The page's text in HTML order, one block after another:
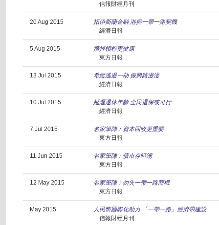
信報財經月刊
20 Aug 2015
拓伊斯蘭金融 港握一帶一路契機
經濟日報
5 Aug 2015
擠掉槓桿更健康
東方日報
13 Jul 2015
希縱逃過一劫 振興路漫漫
經濟日報
10 Jul 2015
延遲退休年齡 全民退保或可行
經濟日報
7 Jul 2015
名家筆陣：資本回收更重要
東方日報
11 Jun 2015
名家筆陣：債市存暗湧
東方日報
12 May 2015
名家筆陣：勿失一帶一路商機
東方日報
May 2015
人民幣國際化助力 「一帶一路」經濟帶建設
信報財經月刊